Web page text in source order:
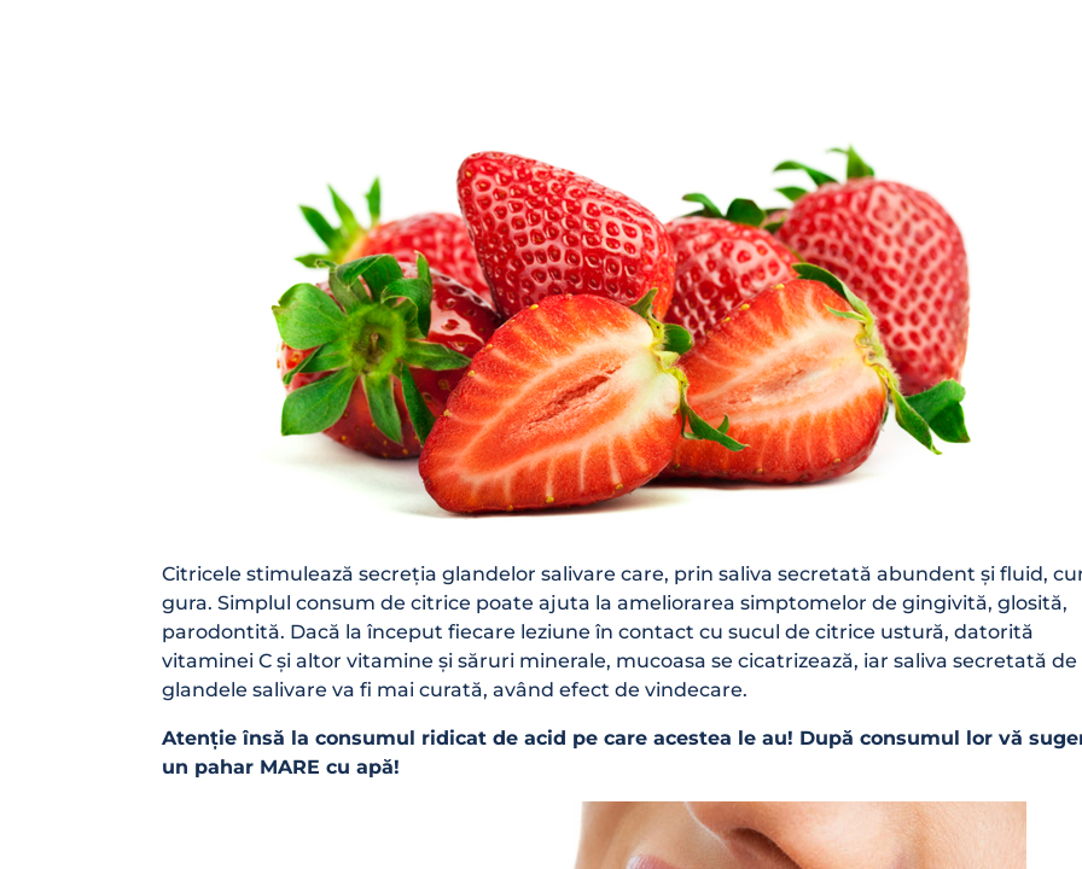
Citricele stimulează secreția glandelor salivare care, prin saliva secretată abundent și fluid,
gura. Simplul consum de citrice poate ajuta la ameliorarea simptomelor de gingivită, glosită,
parodontită. Dacă la început fiecare leziune în contact cu sucul de citrice ustură, datorită
vitaminei C și altor vitamine și săruri minerale, mucoasa se cicatrizează, iar saliva secretată de
glandele salivare va fi mai curată, având efect de vindecare.
Atenție însă la consumul ridicat de acid pe care acestea le au! După consumul lor vă
un pahar MARE cu apă!